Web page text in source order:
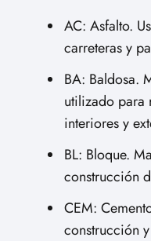
AC: Asfalto.
carreteras y
BA: Baldosa.
utilizado para
interiores y
BL: Bloque.
construcción
CEM:
construcción